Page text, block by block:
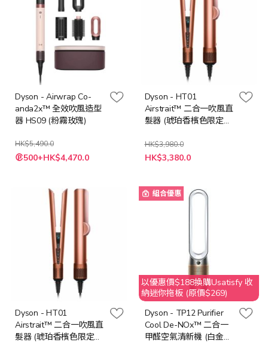
Dyson - Airwrap Co-
anda2x™ 全效吹風造型
器 HS09 (粉霧玫瑰)
HK$5,490.0
特
殊 500+HK$4,470.0
Dyson - HT01
Airstrait™ 二合一吹風直
髮器 (琥珀香檳色限定
HK$3,980.0
特
殊
HK$3,380.0
Dyson - HT01
Airstrait™ 二合一吹風直
髮器 (琥珀香檳色限定
組合優惠
以優惠價$188換購Usatisfy 收
納迷你拖板 (原價$269)
Dyson - TP12 Purifier
Cool De-NOx™ 二合一
甲醛空氣清新機 (白金